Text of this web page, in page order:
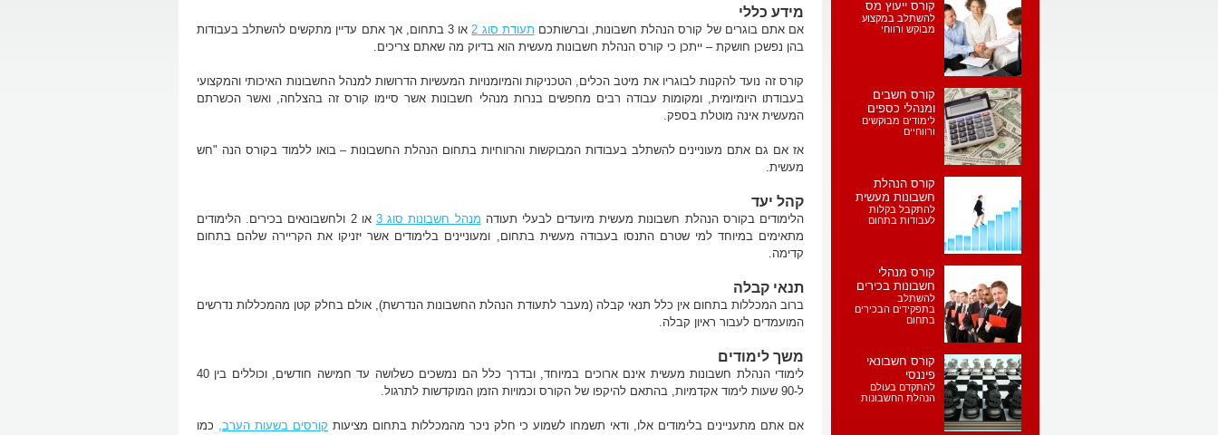
קורס ייעוץ מס
להשתלב במקצוע
מבוקש ורווחי
קורס חשבים
ומנהלי כספים
לימודים מבוקשים
ורווחיים
קורס הנהלת
חשבונות מעשית
להתקבל בקלות
לעבודות בתחום
קורס מנהלי
חשבונות בכירים
להשתלב
בתפקידים הבכירים
בתחום
קורס חשבונאי
פיננסי
להתקדם בעולם
הנהלת החשבונות
מידע כללי
אם אתם בוגרים של קורס הנהלת חשבונות, וברשותכם תעודת סוג 2
או 3 בתחום, אך אתם עדיין מתקשים להשתלב בעבודות
בהן נפשכן חושקת – ייתכן כי קורס הנהלת חשבונות מעשית הוא בדיוק מה שאתם צריכים.
קורס זה נועד להקנות לבוגריו את מיטב הכלים, הטכניקות והמיומנויות המעשיות הדרושות למנהל החשבונות האיכותי והמקצועי
בעבודתו היומיומית, ומקומות עבודה רבים מחפשים בנרות מנהלי חשבונות אשר סיימו קורס זה בהצלחה, ואשר הכשרתם
המעשית אינה מוטלת בספק.
אז אם גם אתם מעוניינים להשתלב בעבודות המבוקשות והרווחיות בתחום הנהלת החשבונות – בואו ללמוד בקורס הנה "חש
מעשית.
קהל יעד
הלימודים בקורס הנהלת חשבונות מעשית מיועדים לבעלי תעודה מנהל חשבונות סוג 3
או 2 ולחשבונאים בכירים. הלימודים
מתאימים במיוחד למי שטרם התנסו בעבודה מעשית בתחום, ומעוניינים בלימודים אשר יזניקו את הקריירה שלהם בתחום
קדימה.
תנאי קבלה
ברוב המכללות בתחום אין כלל תנאי קבלה (מעבר לתעודת הנהלת החשבונות הנדרשת), אולם בחלק קטן מהמכללות נדרשים
המועמדים לעבור ראיון קבלה.
משך לימודים
לימודי הנהלת חשבונות מעשית אינם ארוכים במיוחד, ובדרך כלל הם נמשכים כשלושה עד חמישה חודשים, וכוללים בין 40
ל-90 שעות לימוד אקדמיות, בהתאם להיקפו של הקורס וכמויות הזמן המוקדשות לתרגול.
אם אתם מתעניינים בלימודים אלו, ודאי תשמחו לשמוע כי חלק ניכר מהמכללות בתחום מציעות קורסים בשעות הערב, כמו